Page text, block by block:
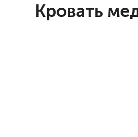
реабилитации для
Кровать